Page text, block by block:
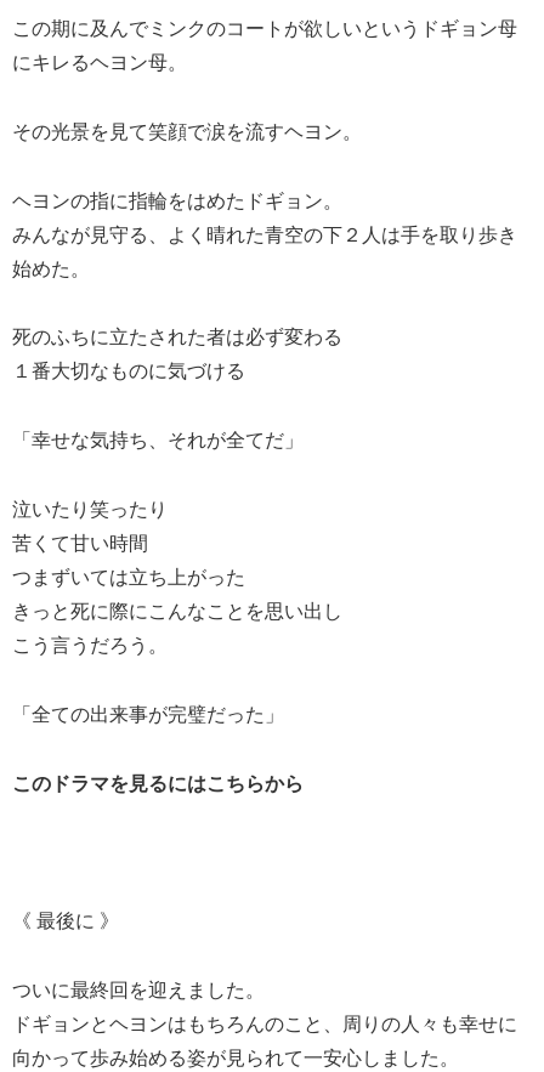
この期に及んでミンクのコートが欲しいというドギョン母
にキレるヘヨン母。
その光景を見て笑顔で涙を流すヘヨン。
ヘヨンの指に指輪をはめたドギョン。
みんなが見守る、よく晴れた青空の下２人は手を取り歩き
始めた。
死のふちに立たされた者は必ず変わる
１番大切なものに気づける
「幸せな気持ち、それが全てだ」
泣いたり笑ったり
苦くて甘い時間
つまずいては立ち上がった
きっと死に際にこんなことを思い出し
こう言うだろう。
「全ての出来事が完璧だった」
このドラマを見るにはこちらから
《 最後に 》
ついに最終回を迎えました。
ドギョンとヘヨンはもちろんのこと、周りの人々も幸せに
向かって歩み始める姿が見られて一安心しました。